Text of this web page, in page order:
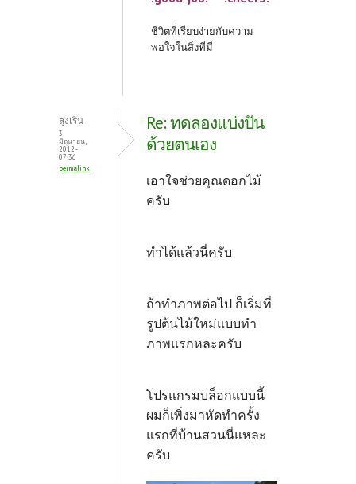
ชีวิตที่เรียบง่ายกับความ
พอใจในสิ่งที่มี
ลุงเริน
3
มิถุนายน,
2012 -
07:36
permalink
Re: ทดลองแบ่งปัน
ด้วยตนเอง
เอาใจช่วยคุณดอกไม้
ครับ
ทำได้แล้วนี่ครับ
ถ้าทำภาพต่อไป ก็เริ่มที่
รูปต้นไม้ใหม่แบบทำ
ภาพแรกหละครับ
โปรแกรมบล็อกแบบนี้
ผมก็เพิ่งมาหัดทำครั้ง
แรกที่บ้านสวนนี่แหละ
ครับ